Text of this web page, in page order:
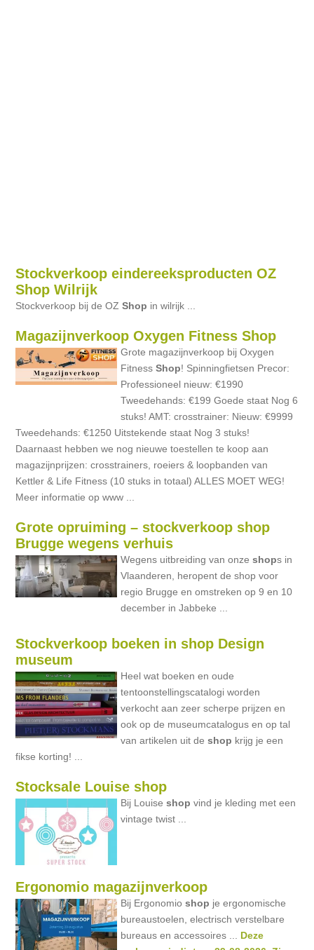
Stockverkoop eindereeksproducten OZ
Shop Wilrijk
Stockverkoop bij de OZShop in wilrijk ...
Magazijnverkoop Oxygen Fitness Shop
Grote magazijnverkoop bij Oxygen
FitnessShop! Spinningfietsen Precor:
Professioneel nieuw: €1990
Tweedehands: €199 Goede staat Nog 6
stuks! AMT: crosstrainer: Nieuw: €9999
Tweedehands: €1250 Uitstekende staat Nog 3 stuks!
Daarnaast hebben we nog nieuwe toestellen te koop aan
magazijnprijzen: crosstrainers, roeiers & loopbanden van
Kettler & Life Fitness (10 stuks in totaal) ALLES MOET WEG!
Meer informatie op www ...
Grote opruiming – stockverkoop shop
Brugge wegens verhuis
Wegens uitbreiding van onzeshops in
Vlaanderen, heropent de shop voor
regio Brugge en omstreken op 9 en 10
december in Jabbeke ...
Stockverkoop boeken in shop Design
museum
Heel wat boeken en oude
tentoonstellingscatalogi worden
verkocht aan zeer scherpe prijzen en
ook op de museumcatalogus en op tal
van artikelen uit deshop krijg je een
fikse korting! ...
Stocksale Louise shop
Bij Louiseshop vind je kleding met een
vintage twist ...
Ergonomio magazijnverkoop
Bij Ergonomioshop je ergonomische
bureaustoelen, electrisch verstelbare
bureaus en accessoires ... Deze